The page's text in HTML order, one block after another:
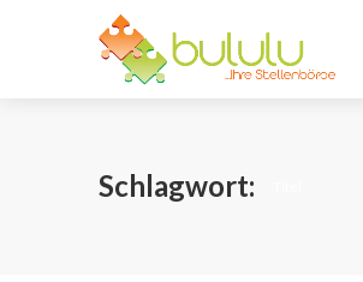
Schlagwort: